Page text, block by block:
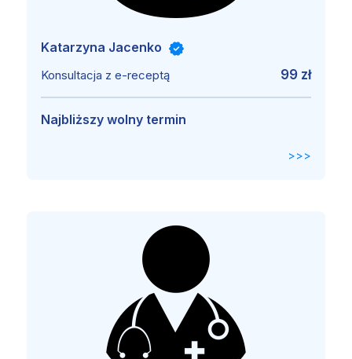
Katarzyna Jacenko
Konsultacja z e-receptą 99 zł
Najbliższy wolny termin
>>>